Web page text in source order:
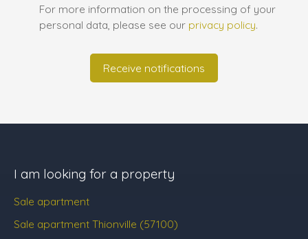
For more information on the processing of your
personal data, please see our privacy policy.
Receive notifications
I am looking for a property
Sale apartment
Sale apartment Thionville (57100)